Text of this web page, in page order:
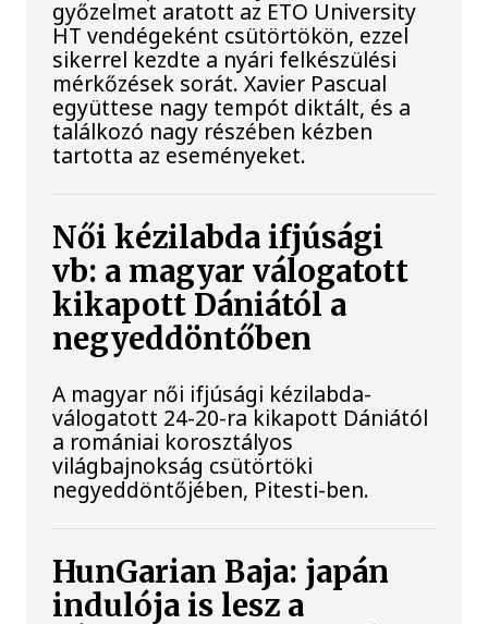
győzelmet aratott az ETO University
HT vendégeként csütörtökön, ezzel
sikerrel kezdte a nyári felkészülési
mérkőzések sorát. Xavier Pascual
együttese nagy tempót diktált, és a
találkozó nagy részében kézben
tartotta az eseményeket.
Női kézilabda ifjúsági
vb: a magyar válogatott
kikapott Dániától a
negyeddöntőben
A magyar női ifjúsági kézilabda-
válogatott 24-20-ra kikapott Dániától
a romániai korosztályos
világbajnokság csütörtöki
negyeddöntőjében, Pitesti-ben.
HunGarian Baja: japán
indulója is lesz a